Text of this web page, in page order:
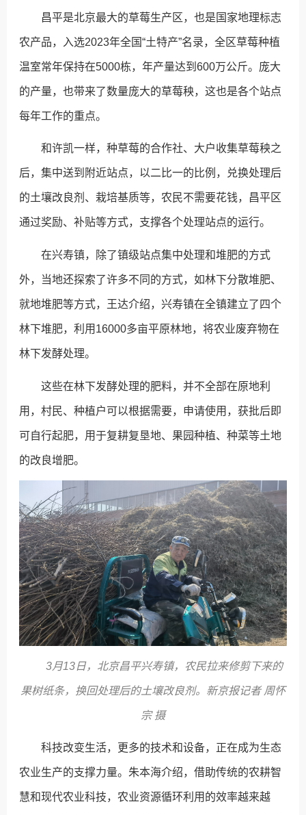
昌平是北京最大的草莓生产区，也是国家地理标志
农产品，入选2023年全国“土特产”名录，全区草莓种植
温室常年保持在5000栋，年产量达到600万公斤。庞大
的产量，也带来了数量庞大的草莓秧，这也是各个站点
每年工作的重点。
和许凯一样，种草莓的合作社、大户收集草莓秧之
后，集中送到附近站点，以二比一的比例，兑换处理后
的土壤改良剂、栽培基质等，农民不需要花钱，昌平区
通过奖励、补贴等方式，支撑各个处理站点的运行。
在兴寿镇，除了镇级站点集中处理和堆肥的方式
外，当地还探索了许多不同的方式，如林下分散堆肥、
就地堆肥等方式，王达介绍，兴寿镇在全镇建立了四个
林下堆肥，利用16000多亩平原林地，将农业废弃物在
林下发酵处理。
这些在林下发酵处理的肥料，并不全部在原地利
用，村民、种植户可以根据需要，申请使用，获批后即
可自行起肥，用于复耕复垦地、果园种植、种菜等土地
的改良增肥。
3月13日，北京昌平兴寿镇，农民拉来修剪下来的
果树纸条，换回处理后的土壤改良剂。新京报记者 周怀
宗 摄
科技改变生活，更多的技术和设备，正在成为生态
农业生产的支撑力量。朱本海介绍，借助传统的农耕智
慧和现代农业科技，农业资源循环利用的效率越来越